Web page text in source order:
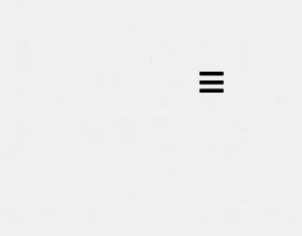
Toggle